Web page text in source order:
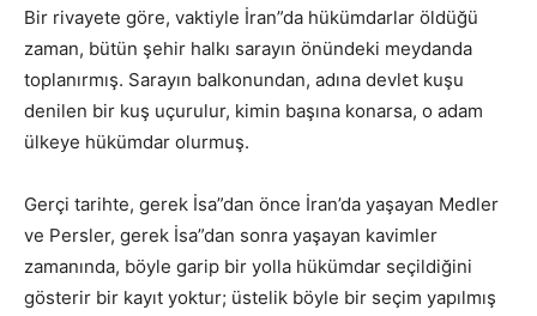
Bir rivayete göre, vaktiyle İran”da hükümdarlar öldüğü
zaman, bütün şehir halkı sarayın önündeki meydanda
toplanırmış. Sarayın balkonundan, adına devlet kuşu
denilen bir kuş uçurulur, kimin başına konarsa, o adam
ülkeye hükümdar olurmuş.
Gerçi tarihte, gerek İsa”dan önce İran’da yaşayan Medler
ve Persler, gerek İsa”dan sonra yaşayan kavimler
zamanında, böyle garip bir yolla hükümdar seçildiğini
gösterir bir kayıt yoktur; üstelik böyle bir seçim yapılmış